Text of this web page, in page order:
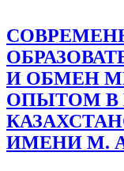
В ФИЛИАЛЕ
ОТКРЫТЫХ